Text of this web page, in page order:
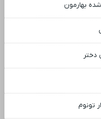
بهارمون
دختر
تونوم